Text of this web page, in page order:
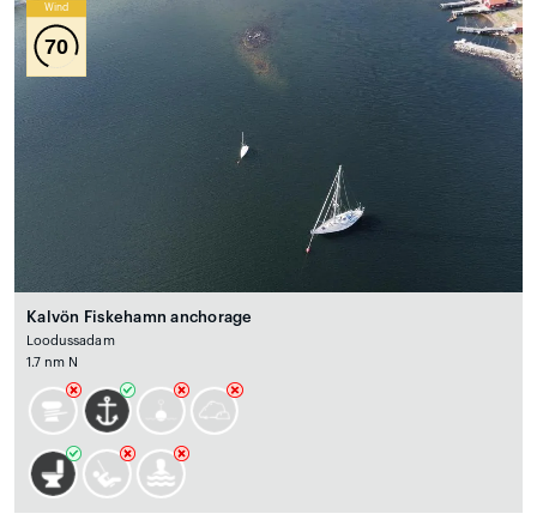
Wind
70
Kalvön Fiskehamn anchorage
Loodussadam
1.7 nm N